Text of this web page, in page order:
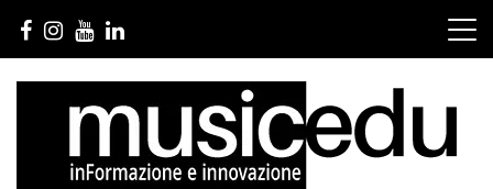
contenuto